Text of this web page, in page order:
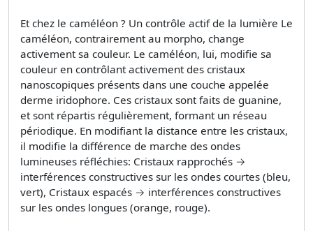
Et chez le caméléon ? Un contrôle actif de la lumière Le
caméléon, contrairement au morpho, change
activement sa couleur. Le caméléon, lui, modifie sa
couleur en contrôlant activement des cristaux
nanoscopiques présents dans une couche appelée
derme iridophore. Ces cristaux sont faits de guanine,
et sont répartis régulièrement, formant un réseau
périodique. En modifiant la distance entre les cristaux,
il modifie la différence de marche des ondes
lumineuses réfléchies: Cristaux rapprochés →
interférences constructives sur les ondes courtes (bleu,
vert), Cristaux espacés → interférences constructives
sur les ondes longues (orange, rouge).